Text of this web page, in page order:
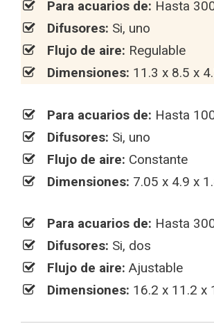
Para acuarios de: Hasta
Difusores: Si, uno
Flujo de aire: Regulable
Dimensiones: 11.3 x 8.5 x
Para acuarios de: Hasta
Difusores: Si, uno
Flujo de aire: Constante
Dimensiones: 7.05 x 4.9 x
Para acuarios de: Hasta
Difusores: Si, dos
Flujo de aire: Ajustable
Dimensiones: 16.2 x 11.2 x